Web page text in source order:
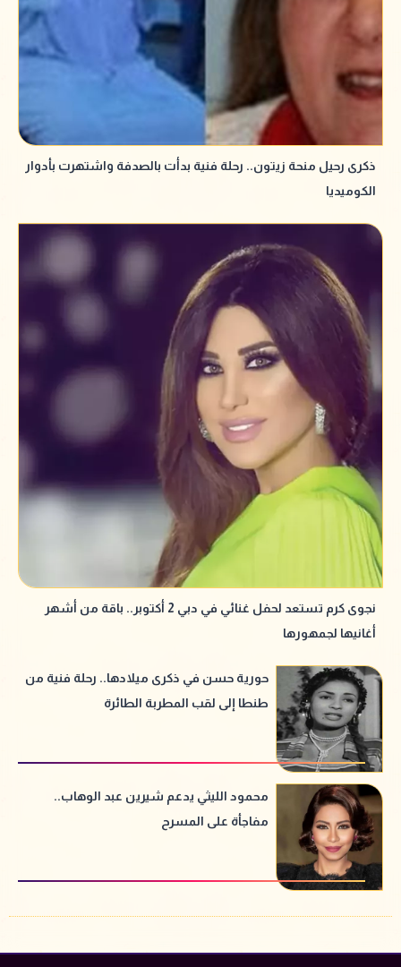
ذكرى رحيل منحة زيتون.. رحلة فنية بدأت بالصدفة واشتهرت بأدوار
الكوميديا
نجوى كرم تستعد لحفل غنائي في دبي 2 أكتوبر.. باقة من أشهر
أغانيها لجمهورها
حورية حسن في ذكرى ميلادها.. رحلة فنية من
طنطا إلى لقب المطربة الطائرة
محمود الليثي يدعم شيرين عبد الوهاب..
مفاجأة على المسرح